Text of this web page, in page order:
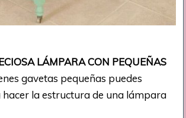
LÁMPARA CON PEQUEÑAS
gavetas pequeñas puedes
la estructura de una lámpara